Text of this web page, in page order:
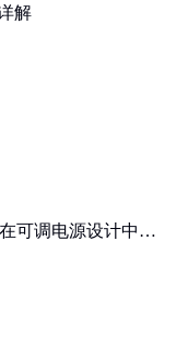
解
可调电源设计中的